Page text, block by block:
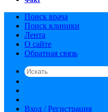
Поиск врача
Поиск клиники
Лента
О сайте
Обратная связь
статья
Вход / Регистрация